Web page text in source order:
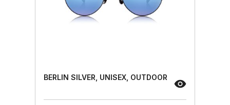
BERLIN SILVER, UNISEX, OUTDOOR